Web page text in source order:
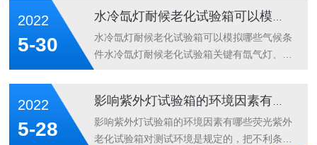
环境试验箱在安裝时壳体机壳务必接地装置，
假如环境试验箱沒有接地装置，如果走电则会
有高压电击贩风险。2、不必在机器设备沒...
域的利器。以低频率大负载之设计，采用计算
机程序控制其工作振动频率和振动幅度电磁振
动台广泛适用于防、航天、通讯、电子、汽
品应用范围广泛、适用面宽、试验*、可靠。
正弦波、调频、扫频、可程式、倍频、对数、
zui大加速度,调幅,...
2022
5-30
水冷氙灯耐候老化试验箱可以模拟哪些气候条
件水冷氙灯耐候老化试验箱关键有氙气灯、紫
这几类关键气侯要素开展仿真模拟和加强的实
验，荧光灯管和氙气灯可以很便捷地仿真模拟
大白天阳光照射，晚间精华露或降水的不断交
2022
5-28
影响紫外灯试验箱的环境因素有哪些荧光紫外
老化试验箱对测试环境是规定的，把不利条件